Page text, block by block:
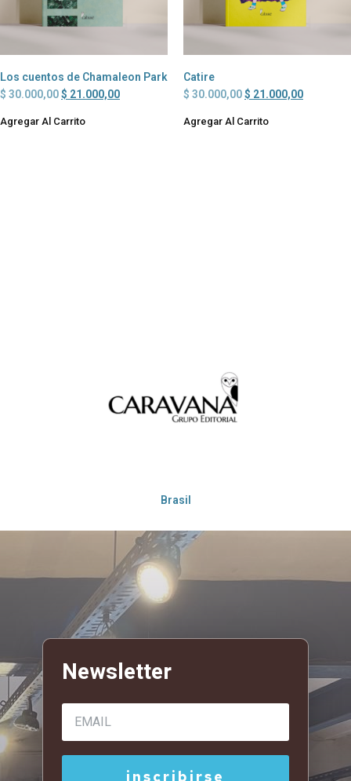
Los cuentos de Chamaleon Park
$ 30.000,00$ 21.000,00
Agregar Al Carrito
Catire
$ 30.000,00$ 21.000,00
Agregar Al Carrito
Brasil